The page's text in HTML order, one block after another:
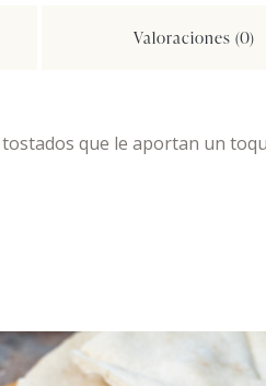
Valoraciones (0)
que le aportan un